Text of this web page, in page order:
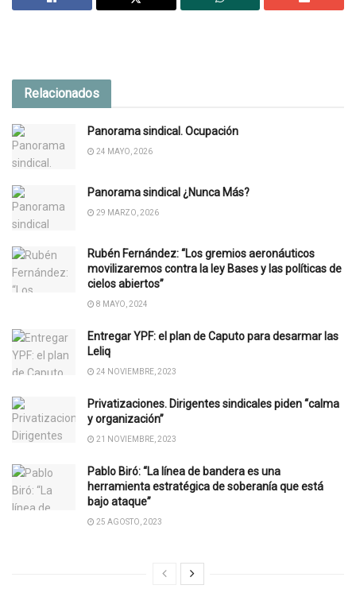
Relacionados
Panorama sindical. Ocupación
24 MAYO, 2026
Panorama sindical ¿Nunca Más?
29 MARZO, 2026
Rubén Fernández: “Los gremios aeronáuticos
movilizaremos contra la ley Bases y las políticas de
cielos abiertos”
8 MAYO, 2024
Entregar YPF: el plan de Caputo para desarmar las
Leliq
24 NOVIEMBRE, 2023
Privatizaciones. Dirigentes sindicales piden “calma
y organización”
21 NOVIEMBRE, 2023
Pablo Biró: “La línea de bandera es una
herramienta estratégica de soberanía que está
bajo ataque”
25 AGOSTO, 2023